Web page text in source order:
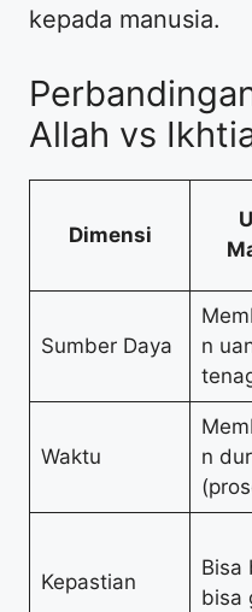
kepada manusia.
Allah vs
Dimensi
Sumber Daya
n
Waktu
n
Kepastian
Bisa
bisa